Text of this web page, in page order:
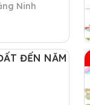
Ninh
ĐẾN NĂM